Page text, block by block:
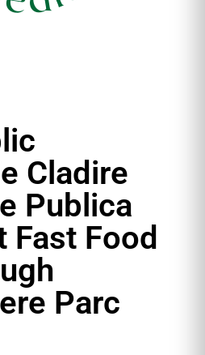
Cladire
Publica
Fast Food
Parc